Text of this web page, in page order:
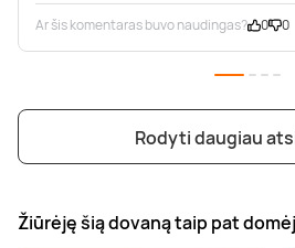
Ar šis komentaras buvo naudingas? 0 0
Rodyti daugiau
Žiūrėję šią dovaną taip pat